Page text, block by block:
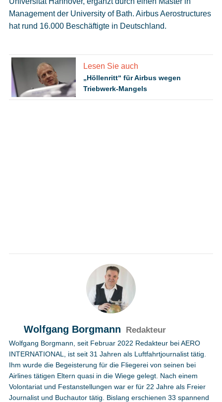
Management der University of Bath. Airbus Aerostructures
hat rund 16.000 Beschäftigte in Deutschland.
Lesen Sie auch
„Höllenritt“ für Airbus wegen
Triebwerk-Mangels
Wolfgang Borgmann Redakteur
Wolfgang Borgmann, seit Februar 2022 Redakteur bei AERO
INTERNATIONAL, ist seit 31 Jahren als Luftfahrtjournalist tätig.
Ihm wurde die Begeisterung für die Fliegerei von seinen bei
Airlines tätigen Eltern quasi in die Wiege gelegt. Nach einem
Volontariat und Festanstellungen war er für 22 Jahre als Freier
Journalist und Buchautor tätig. Bislang erschienen 33 spannend